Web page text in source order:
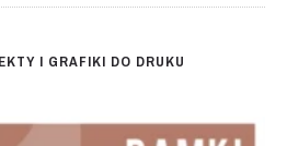
I GRAFIKI DO DRUKU